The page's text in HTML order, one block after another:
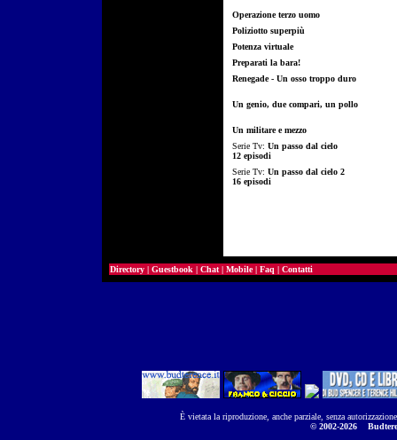
Operazione terzo uomo
Poliziotto superpiù
Potenza virtuale
Preparati la bara!
Renegade - Un osso troppo duro
Un genio, due compari, un pollo
Un militare e mezzo
Serie Tv: Un passo dal cielo
12 episodi
Serie Tv: Un passo dal cielo 2
16 episodi
Directory | Guestbook | Chat | Mobile| Faq | Contatti
È vietata la riproduzione, anche parziale, senza
© 2002-2026